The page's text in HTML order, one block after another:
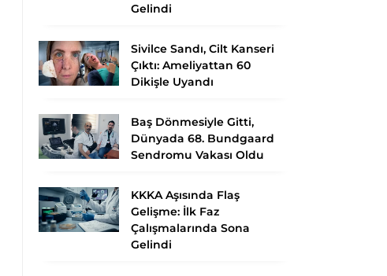
Gelindi
Sivilce Sandı, Cilt Kanseri
Çıktı: Ameliyattan 60
Dikişle Uyandı
Baş Dönmesiyle Gitti,
Dünyada 68. Bundgaard
Sendromu Vakası Oldu
KKKA Aşısında Flaş
Gelişme: İlk Faz
Çalışmalarında Sona
Gelindi